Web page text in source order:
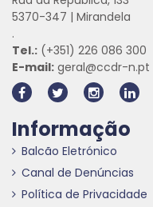
5370-347 | Mirandela
.
Tel.: (+351) 226 086 300
E-mail: geral@ccdr-n.pt
Informação
Balcão Eletrónico
Canal de Denúncias
Política de Privacidade